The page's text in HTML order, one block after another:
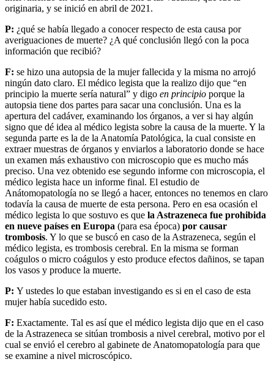
originaria, y se inició en abril de 2021.
P: ¿qué se había llegado a conocer respecto de esta causa por
averiguaciones de muerte? ¿A qué conclusión llegó con la poca
información que recibió?
F: se hizo una autopsia de la mujer fallecida y la misma no arrojó
ningún dato claro. El médico legista que la realizo dijo que “en
principio la muerte sería natural” y digo en principio porque la
autopsia tiene dos partes para sacar una conclusión. Una es la
apertura del cadáver, examinando los órganos, a ver si hay algún
signo que dé idea al médico legista sobre la causa de la muerte. Y la
segunda parte es la de la Anatomía Patológica, la cual consiste en
extraer muestras de órganos y enviarlos a laboratorio donde se hace
un examen más exhaustivo con microscopio que es mucho más
preciso. Una vez obtenido ese segundo informe con microscopia, el
médico legista hace un informe final. El estudio de
Anátomopatología no se llegó a hacer, entonces no tenemos en claro
todavía la causa de muerte de esta persona. Pero en esa ocasión el
médico legista lo que sostuvo es que la Astrazeneca fue prohibida
en nueve países en Europa (para esa época) por causar
trombosis. Y lo que se buscó en caso de la Astrazeneca, según el
médico legista, es trombosis cerebral. En la misma se forman
coágulos o micro coágulos y esto produce efectos dañinos, se tapan
los vasos y produce la muerte.
P: Y ustedes lo que estaban investigando es si en el caso de esta
mujer había sucedido esto.
F: Exactamente. Tal es así que el médico legista dijo que en el caso
de la Astrazeneca se sitúan trombosis a nivel cerebral, motivo por el
cual se envió el cerebro al gabinete de Anatomopatología para que
se examine a nivel microscópico.